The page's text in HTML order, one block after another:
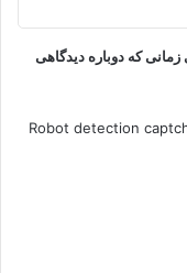
که دوباره دیدگاهی
Robot detection